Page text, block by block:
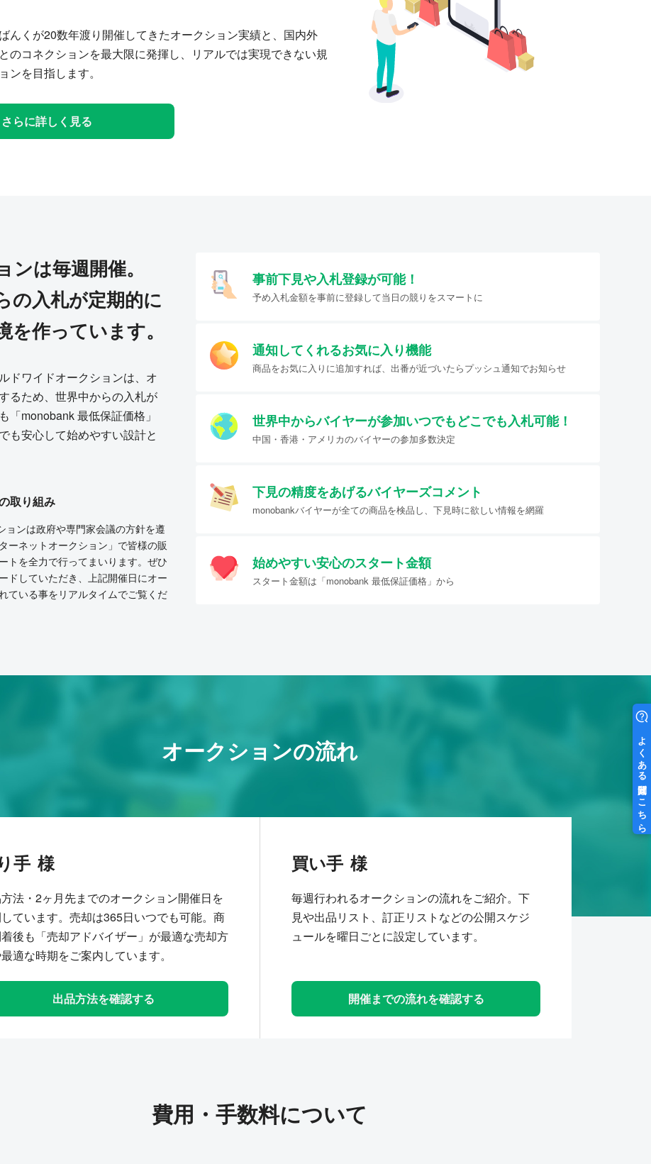
んくが20数年渡り開催してきたオークション実績と、国内外
のコネクションを最大限に発揮し、リアルでは実現できない規
ンを目指します。
さらに詳しく見る
ンは毎週開催。
の入札が定期的に
を作っています。
ドワイドオークションは、オ
るため、世界中からの入札が
「monobank 最低保証価格」
も安心して始めやすい設計と
事前下見や入札登録が可能！
予め入札金額を事前に登録して当日の競りをスマートに
通知してくれるお気に入り機能
商品をお気に入りに追加すれば、出番が近づいたらプッシュ通知でお知らせ
世界中からバイヤーが参加いつでもどこでも入札可能！
中国・香港・アメリカのバイヤーの参加多数決定
下見の精度をあげるバイヤーズコメント
monobankバイヤーが全ての商品を検品し、下見時に欲しい情報を網羅
始めやすい安心のスタート金額
スタート金額は「monobank 最低保証価格」から
取り組み
ョンは政府や専門家会議の方針を遵
ーネットオークション」で皆様の販
トを全力で行ってまいります。ぜひ
ドしていただき、上記開催日にオー
ている事をリアルタイムでご覧くだ
オークションの流れ
手
法・2ヶ月先までのオークション開催日を
ています。売却は365日いつでも可能。商
後も「売却アドバイザー」が最適な売却方
適な時期をご案内しています。
出品方法を確認する
買い手
毎週行われるオークションの流れをご紹介。下
見や出品リスト、訂正リストなどの公開スケジ
ュールを曜日ごとに設定しています。
開催までの流れを確認する
費用・手数料について